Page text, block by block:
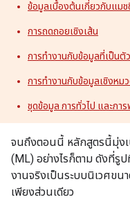
ข้อมูลเบื้องต้นเกี่ยวกับแมช
การถดถอยเชิงเส้น
การทำงานกับข้อมูลที่เป็นตั
การทํางานกับข้อมูลเชิงหม
ชุดข้อมูล การทั่วไป และกา
จนถึงตอนนี้ หลักสูตรนี้มุ่งเ
(ML) อย่างไรก็ตาม ดังที่รู
งานจริงเป็นระบบนิเวศขน
เพียงส่วนเดียว